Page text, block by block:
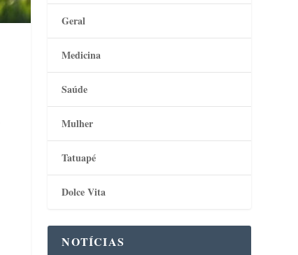
Geral
Medicina
Saúde
Mulher
Tatuapé
Dolce Vita
NOTÍCIAS